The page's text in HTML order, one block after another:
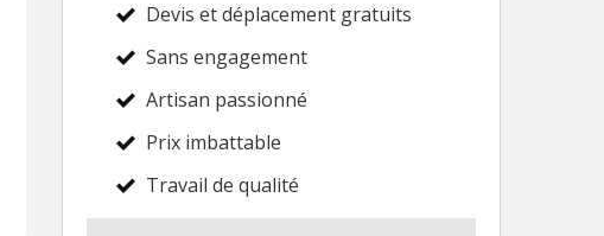
Devis et déplacement gratuits
Sans engagement
Artisan passionné
Prix imbattable
Travail de qualité